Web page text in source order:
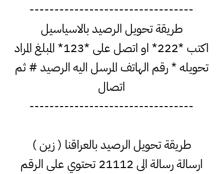
---------------------------------
طريقة تحويل الرصيد بالاسياسيل
اكتب *222* او اتصل على *123* المبلغ المراد
تحويله * رقم الهاتف المرسل اليه الرصيد # ثم
اتصال
---------------------------------
طريقة تحويل الرصيد بالعراقنا ( زين )
ارسالة رسالة الى 21112 تحتوي على الرقم